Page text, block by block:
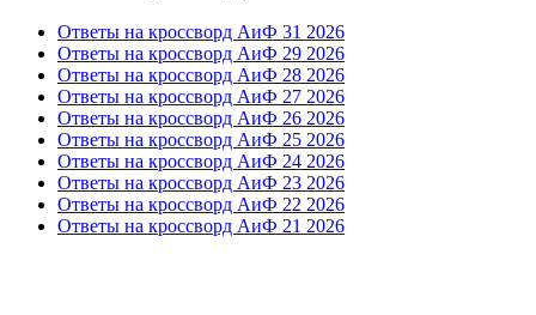
Ответы на кроссворд АиФ 31 2026
Ответы на кроссворд АиФ 29 2026
Ответы на кроссворд АиФ 28 2026
Ответы на кроссворд АиФ 27 2026
Ответы на кроссворд АиФ 26 2026
Ответы на кроссворд АиФ 25 2026
Ответы на кроссворд АиФ 24 2026
Ответы на кроссворд АиФ 23 2026
Ответы на кроссворд АиФ 22 2026
Ответы на кроссворд АиФ 21 2026